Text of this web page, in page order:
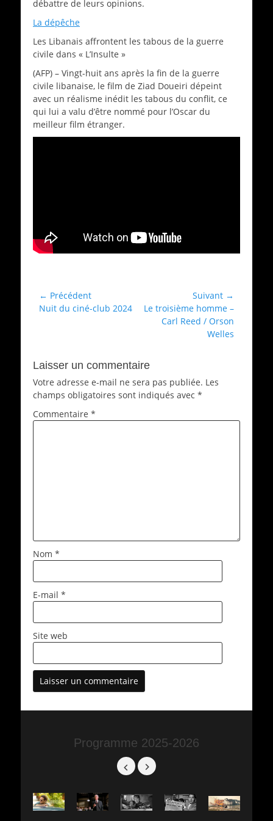
débattre de leurs opinions.
La dépêche
Les Libanais affrontent les tabous de la guerre
civile dans « L’Insulte »
(AFP) – Vingt-huit ans après la fin de la guerre
civile libanaise, le film de Ziad Doueiri dépeint
avec un réalisme inédit les tabous du conflit, ce
qui lui a valu d’être nommé pour l’Oscar du
meilleur film étranger.
Navigation
de
← Précédent
Article
Nuit du ciné-club 2024
Suivant →
Article
suivant :
Le troisième homme –
Carl Reed / Orson
Welles
Laisser un commentaire
Votre adresse e-mail ne sera pas publiée. Les
champs obligatoires sont indiqués avec *
Commentaire *
Nom *
E-mail *
Site web
Programme 2025-2026